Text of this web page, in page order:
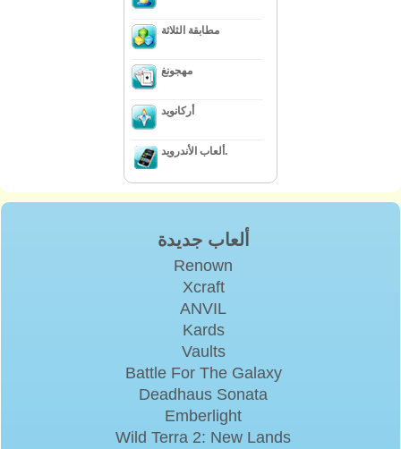
مطابقة الثلاثة
مهجونغ
أركانويد
ألعاب الأندرويد.
ألعاب جديدة
Renown
Xcraft
ANVIL
Kards
Vaults
Battle For The Galaxy
Deadhaus Sonata
Emberlight
Wild Terra 2: New Lands